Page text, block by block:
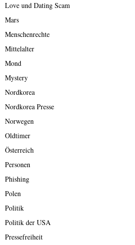
Love und Dating Scam
Mars
Menschenrechte
Mittelalter
Mond
Mystery
Nordkorea
Nordkorea Presse
Norwegen
Oldtimer
Österreich
Personen
Phishing
Polen
Politik
Politik der USA
Pressefreiheit